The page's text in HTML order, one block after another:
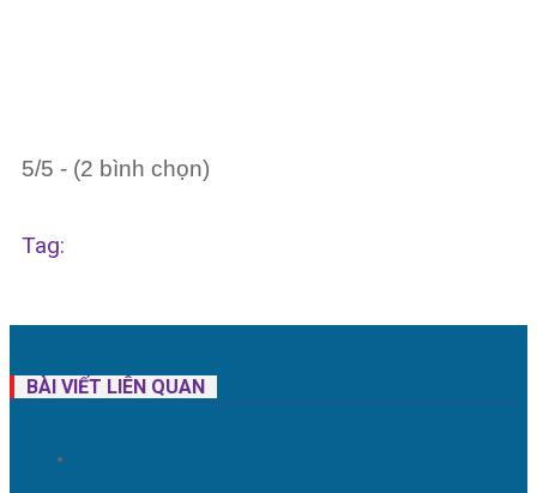
5/5 - (2 bình chọn)
Tag:
BÀI VIẾT LIÊN QUAN